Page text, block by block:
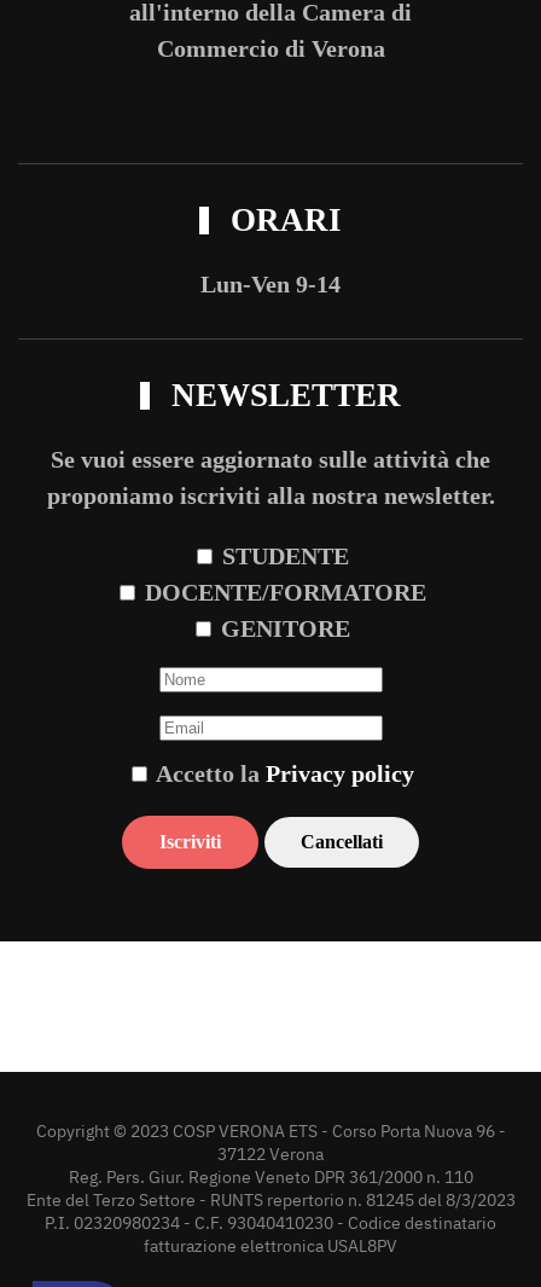
all'interno della Camera di
Commercio di Verona
ORARI
Lun-Ven 9-14
NEWSLETTER
Se vuoi essere aggiornato sulle attività che
proponiamo iscriviti alla nostra newsletter.
STUDENTE
DOCENTE/FORMATORE
GENITORE
Accetto la Privacy policy
Copyright © 2023 COSP VERONA ETS - Corso Porta Nuova 96 -
37122 Verona
Reg. Pers. Giur. Regione Veneto DPR 361/2000 n. 110
Ente del Terzo Settore - RUNTS repertorio n. 81245 del 8/3/2023
P.I. 02320980234 - C.F. 93040410230 - Codice destinatario
fatturazione elettronica USAL8PV